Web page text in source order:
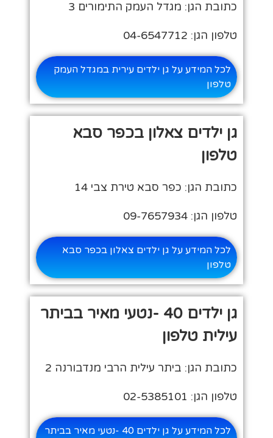
כתובת הגן: מגדל העמק התימורים 3
טלפון הגן: 04-6547712
לכל המידע על גן ילדים עירית במגדל העמק
טלפון
גן ילדים צאלון בכפר סבא
טלפון
כתובת הגן: כפר סבא טירת צבי 14
טלפון הגן: 09-7657934
לכל המידע על גן ילדים צאלון בכפר סבא
טלפון
גן ילדים 40 -נטעי מאיר בביתר
עילית טלפון
כתובת הגן: ביתר עילית הרבי מנדבורנה 2
טלפון הגן: 02-5385101
לכל המידע על גן ילדים 40 -נטעי מאיר בביתר